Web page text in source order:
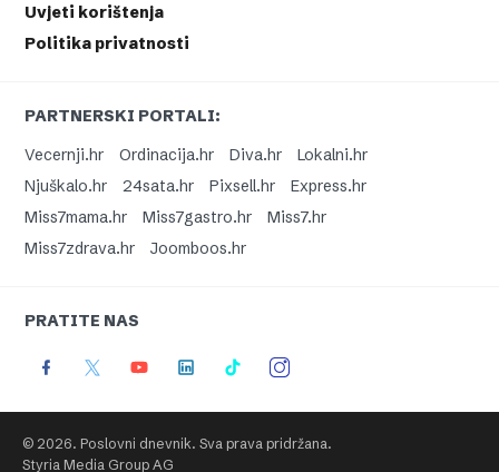
Uvjeti korištenja
Politika privatnosti
PARTNERSKI PORTALI:
Vecernji.hr
Ordinacija.hr Diva.hr
Lokalni.hr
Njuškalo.hr
24sata.hr Pixsell.hr
Express.hr
Miss7mama.hr
Miss7gastro.hr
Miss7.hr
Miss7zdrava.hr
Joomboos.hr
PRATITE NAS
© 2026. Poslovni dnevnik. Sva prava pridržana.
Styria Media Group AG